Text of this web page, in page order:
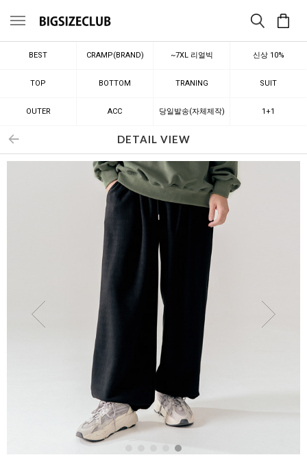
메뉴
BEST CRAMP(BRAND) ~7XL 리얼빅 신상 10%
TOP BOTTOM TRANING SUIT
OUTER ACC 당일발송(자체제작) 1+1
DETAIL VIEW